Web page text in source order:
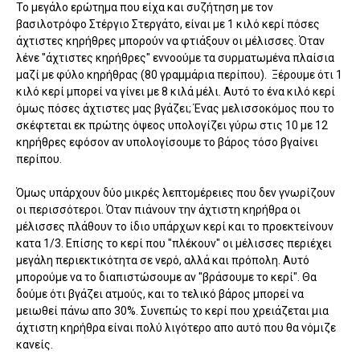
Το μεγάλο ερώτημα που είχα και συζήτηση με τον
βασιλοτρόφο Στέργιο Στεργάτο, είναι με 1 κιλό κερί πόσες
άχτιστες κηρήθρες μπορούν να φτιάξουν οι μέλισσες. Όταν
λένε "άχτιστες κηρήθρες" εννοούμε τα συρματωμένα πλαίσια
μαζί με φύλο κηρήθρας (80 γραμμάρια περίπου). Ξέρουμε ότι 1
κιλό κερί μπορεί να γίνει με 8 κιλά μέλι. Αυτό το ένα κιλό κερί
όμως πόσες άχτιστες μας βγάζει; Ένας μελισσοκόμος που το
σκέφτεται εκ πρώτης όψεος υπολογίζει γύρω στις 10 με 12
κηρήθρες εφόσον αν υπολογίσουμε το βάρος τόσο βγαίνει
περίπου.
Όμως υπάρχουν δύο μικρές λεπτομέρειες που δεν γνωρίζουν
οι περισσότεροι. Όταν πιάνουν την άχτιστη κηρήθρα οι
μέλισσες πλάθουν το ίδιο υπάρχων κερί και το προεκτείνουν
κατα 1/3. Επίσης το κερί που "πλέκουν" οι μέλισσες περιέχει
μεγάλη περιεκτικότητα σε νερό, αλλά και πρόπολη. Αυτό
μπορούμε να το διαπιστώσουμε αν "βράσουμε το κερί". Θα
δούμε ότι βγάζει ατμούς, και το τελικό βάρος μπορεί να
μειωθεί πάνω απο 30%. Συνεπώς το κερί που χρειάζεται μια
άχτιστη κηρήθρα είναι πολύ λιγότερο απο αυτό που θα νόμιζε
κανείς.